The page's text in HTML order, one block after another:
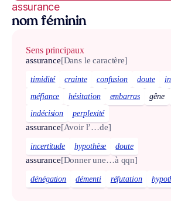
assurance
nom féminin
Sens principaux
assurance[Dans le caractère]
timidité crainte confusion doute
méfiance
hésitation embarras gêne
indécision
perplexité
assurance[Avoir l’…de]
incertitude hypothèse doute
assurance[Donner une…à qqn]
dénégation démenti réfutation